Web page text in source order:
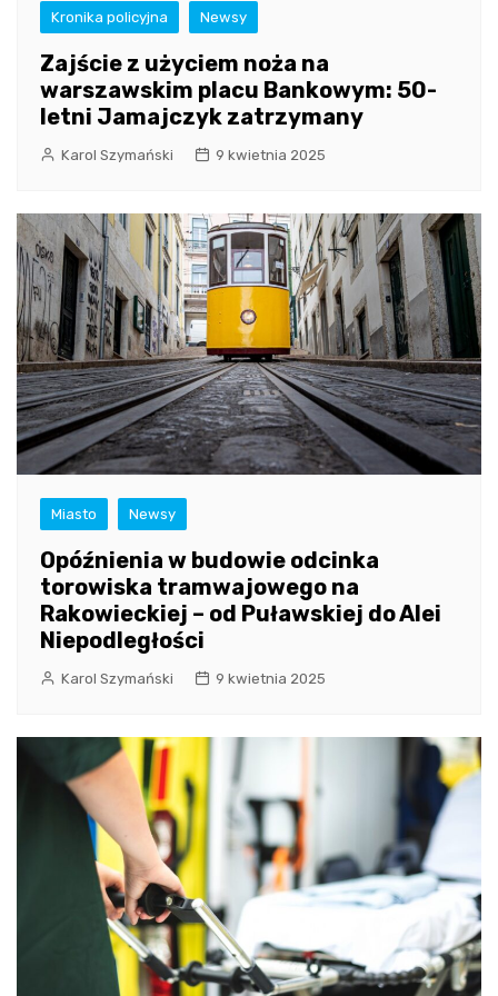
Kronika policyjna Newsy
Zajście z użyciem noża na
warszawskim placu Bankowym: 50-
letni Jamajczyk zatrzymany
Karol Szymański 9 kwietnia 2025
Miasto Newsy
Opóźnienia w budowie odcinka
torowiska tramwajowego na
Rakowieckiej – od Puławskiej do Alei
Niepodległości
Karol Szymański 9 kwietnia 2025